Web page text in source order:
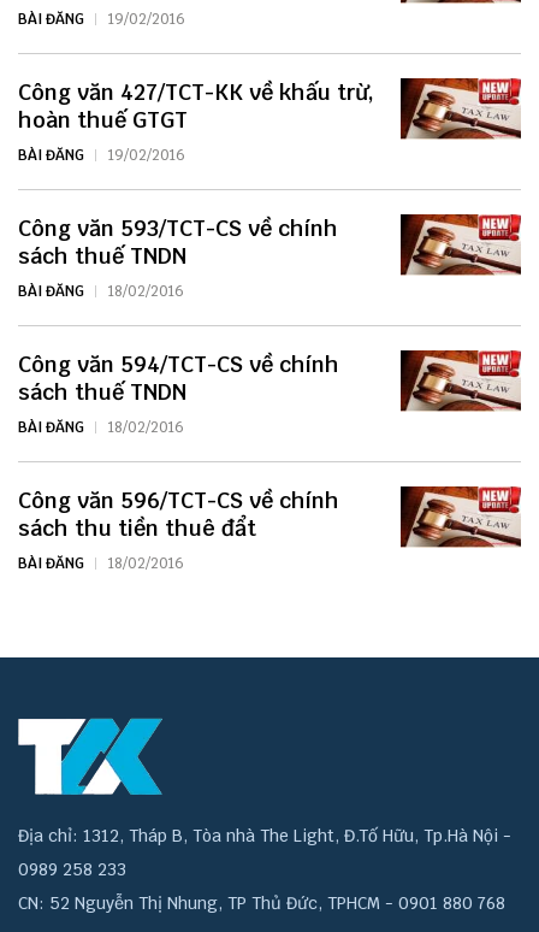
BÀI ĐĂNG 19/02/2016
Công văn 427/TCT-KK về khấu trừ,
hoàn thuế GTGT
BÀI ĐĂNG 19/02/2016
Công văn 593/TCT-CS về chính
sách thuế TNDN
BÀI ĐĂNG 18/02/2016
Công văn 594/TCT-CS về chính
sách thuế TNDN
BÀI ĐĂNG 18/02/2016
Công văn 596/TCT-CS về chính
sách thu tiền thuê đẩt
BÀI ĐĂNG 18/02/2016
Địa chỉ: 1312, Tháp B, Tòa nhà The Light, Đ.Tố Hữu, Tp.Hà Nội -
0989 258 233
CN: 52 Nguyễn Thị Nhung, TP Thủ Đức, TPHCM - 0901 880 768